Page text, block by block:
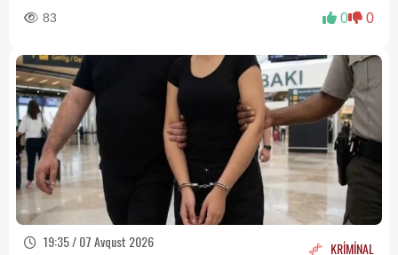
83 0 0
19:35 / 07 Avqust 2026 KRİMİNAL